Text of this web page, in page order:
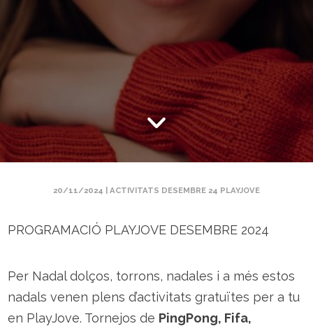
20/11/2024 | ACTIVITATS DESEMBRE 24 PLAYJOVE
PROGRAMACIÓ PLAYJOVE DESEMBRE 2024
Per Nadal dolços, torrons, nadales i a més estos
nadals venen plens d’activitats gratuïtes per a tu
en PlayJove. Tornejos de PingPong, Fifa,